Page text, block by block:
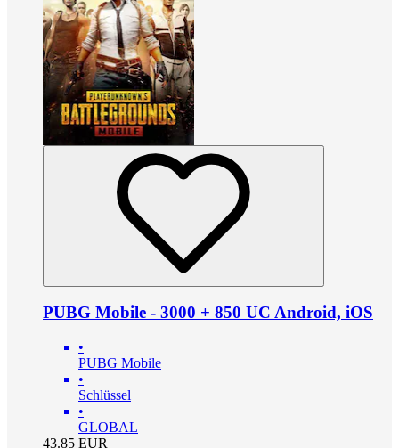
PUBG Mobile - 3000 + 850 UC Android, iOS
•
PUBG Mobile
•
Schlüssel
•
GLOBAL
43.85 EUR